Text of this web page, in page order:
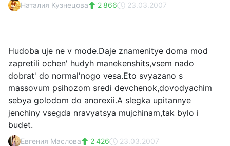
Наталия Кузнецова 2 866 23.03.2007
Hudoba uje ne v mode.Daje znamenitye doma mod
zapretili ochen' hudyh manekenshits,vsem nado
dobrat' do normal'nogo vesa.Eto svyazano s
massovum psihozom sredi devchenok,dovodyachim
sebya golodom do anorexii.A slegka upitannye
jenchiny vsegda nravyatsya mujchinam,tak bylo i
budet.
Евгения Маслова 2 426 23.03.2007